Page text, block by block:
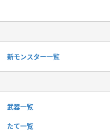
新モンスター一覧
武器一覧
たて一覧